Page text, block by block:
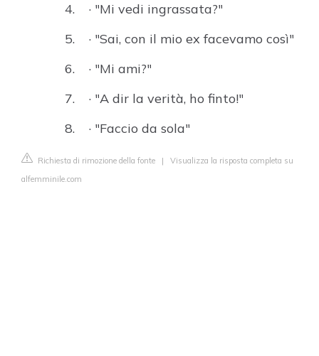
· "Mi vedi ingrassata?"
· "Sai, con il mio ex facevamo così"
· "Mi ami?"
· "A dir la verità, ho finto!"
· "Faccio da sola"
Richiesta di rimozione della fonte | Visualizza la risposta completa su
alfemminile.com